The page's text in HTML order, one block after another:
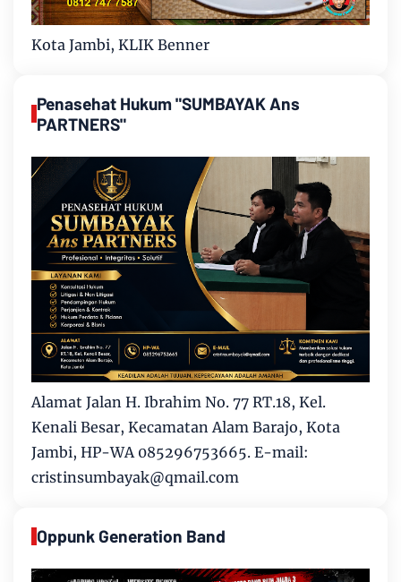
Kota Jambi, KLIK Benner
Penasehat Hukum "SUMBAYAK Ans
PARTNERS"
Alamat Jalan H. Ibrahim No. 77 RT.18, Kel.
Kenali Besar, Kecamatan Alam Barajo, Kota
Jambi, HP-WA 085296753665. E-mail:
cristinsumbayak@qmail.com
Oppunk Generation Band